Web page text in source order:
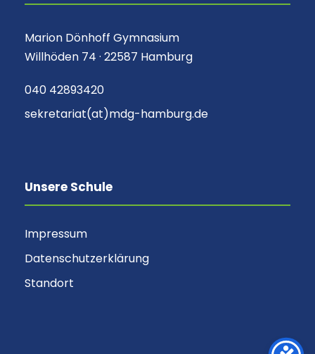
Marion Dönhoff Gymnasium
Willhöden 74 · 22587 Hamburg
040 42893420
sekretariat(at)mdg-hamburg.de
Unsere Schule
Impressum
Datenschutzerklärung
Standort